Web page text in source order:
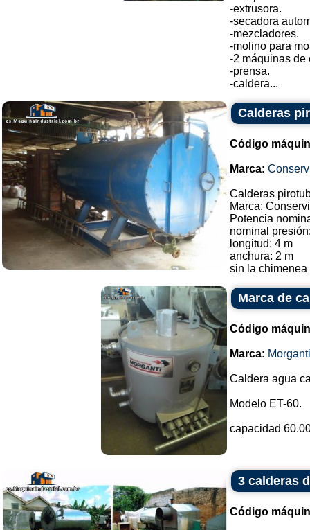
-extrusora.
-secadora
-mezcladores.
-molino para
-2 máquinas de
-prensa.
-caldera...
Calderas
Código
Marca:
Calderas
Marca:
Potencia
nominal
longitud: 4 m
anchura: 2 m
sin la chimenea
Marca de
Código
Marca: Morganti
Caldera agua
Modelo ET-60.
capacidad
3 calderas
Código